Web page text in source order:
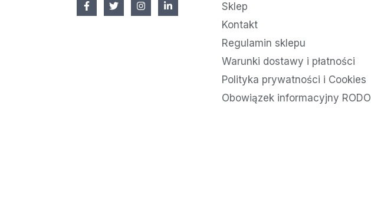
Sklep
Kontakt
Regulamin sklepu
Warunki dostawy i płatności
Polityka prywatności i Cookies
Obowiązek informacyjny RODO